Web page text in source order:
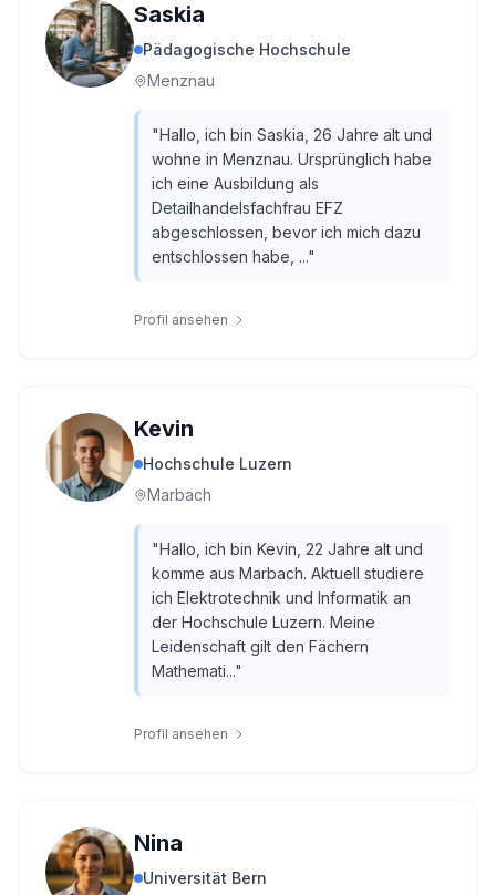
Saskia
Pädagogische Hochschule
Menznau
"Hallo, ich bin Saskia, 26 Jahre alt und
wohne in Menznau. Ursprünglich habe
ich eine Ausbildung als
Detailhandelsfachfrau EFZ
abgeschlossen, bevor ich mich dazu
entschlossen habe, ..."
Profil ansehen
Kevin
Hochschule Luzern
Marbach
"Hallo, ich bin Kevin, 22 Jahre alt und
komme aus Marbach. Aktuell studiere
ich Elektrotechnik und Informatik an
der Hochschule Luzern. Meine
Leidenschaft gilt den Fächern
Mathemati..."
Profil ansehen
Nina
Universität Bern